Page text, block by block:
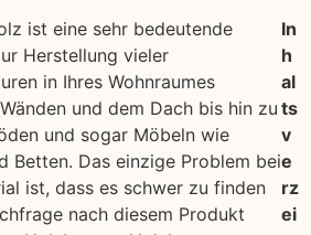
ist eine sehr bedeutende
Herstellung vieler
in Ihres Wohnraumes
und dem Dach bis hin zu
und sogar Möbeln wie
Betten. Das einzige Problem bei
ist, dass es schwer zu finden
nach diesem Produkt
In
h
al
ts
v
e
rz
ei